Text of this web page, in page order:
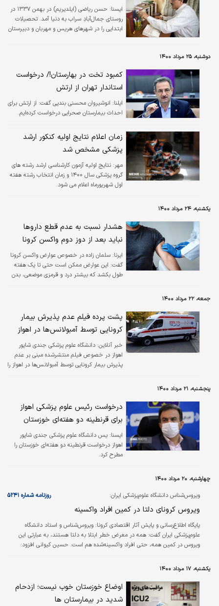
ايسنا:
حسن ریاضی (ایلدیریم) در بهمن ۱۳۳۷ در
روستای جمال‌آبادِ سراب به دنیا آمد. تحصیلات
ابتدایی را در شهرهای هریس و مهربان و دبیرستان
دوشنبه، ۲۵ مرداد ۱۴۰۰
کمبود تخت در بهارستان!/ درخواست
استاندار تهران از ارتش
ایلنا: انوشیروان محسنی بندپی گفت: از ارتش برای
احداث بیمارستان صحرایی درخواست کرده‌ایم.
زمان اعلام نتایج اولیه کنکور ارشد
پزشکی مشخص شد
مهر: نتایج اولیه آزمون کارشناسی ارشد رشته های
گروه پزشکی سال ۱۴۰۰ و زمان انتخاب رشته هفته
اول شهریورماه اعلام می شود.
یکشنبه، ۲۴ مرداد ۱۴۰۰
هشدار نسبت به عدم قطع داروها
نباید بعد از دوز دوم واکسن کرونا
ایرنا: سلمان زاده در خصوص عوارض واکسن کرونا
گفت: این عوارض ممکن است حتی تا یک هفته
طول بکشد که بیشتر درد و قرمزی موضعی، بدن
جمعه، ۲۲ مرداد ۱۴۰۰
پشت پرده فیلم عدم پذیرش بیمار
کرونایی توسط آمبولانس‌‌‌ها در اهواز
خبر آنلاین: دانشگاه علوم پزشکی جندی شاپور
اهواز در خصوص فیلم منتشرشده مبنی بر عدم
پذیرش بیمار کرونایی توسط آمبولانس‌ها در اهواز را
پنجشنبه، ۲۱ مرداد ۱۴۰۰
درخواست رئیس علوم پزشکی اهواز
برای قرنطینه دو هفته‌ای خوزستان
ايسنا: یس دانشگاه علوم پزشکی جندی شاپور
اهواز درخواست قرنطینه دو هفته‌ای خوزستان را
مطرح کرد.
چهارشنبه، ۲۰ مرداد ۱۴۰۰
ویروس‌شناس دانشگاه علوم‌پزشکی ایران: روزنامه شماره ۵۲۴۱
ویروس کرونای دلتا در کمین افراد واکسینه
پایگاه اطلاع‌رسانی و پایش آثار اقتصادی کرونا: ویروس‌شناس و استاد دانشگاه
علوم‌پزشکی ایران گفت: همه در معرض خطر ابتلا به دلتا هستند، به عبارتی این
ویروس در کمین همه، حتی افراد واکسینه‌شده هم است. حسین کیوانی افزود:
باید به‌شدت مراقب باشند. سرعت انتقال بیشتر ویروس جهش‌یافته دلتا به اثبات
رسیده، اگرچه بعضی شواهد علمی موید بیماری‌زایی بیشتر این واریانت است، اما
افزایش شدت بیماری‌زایی آن به بررسی بیشتری نیاز دارد.
یکشنبه، ۱۷ مرداد ۱۴۰۰
اوضاع خوزستان خوب نیست؛ ازدحام
شدید در بیمارستان ها